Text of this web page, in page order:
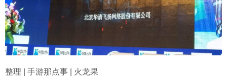
整理 | 手游那点事 | 火龙果